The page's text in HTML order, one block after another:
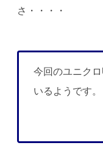
さ・・・・
今回のユニク
いるようです。